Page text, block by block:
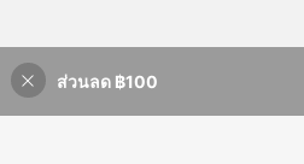
ส่วนลด ฿100